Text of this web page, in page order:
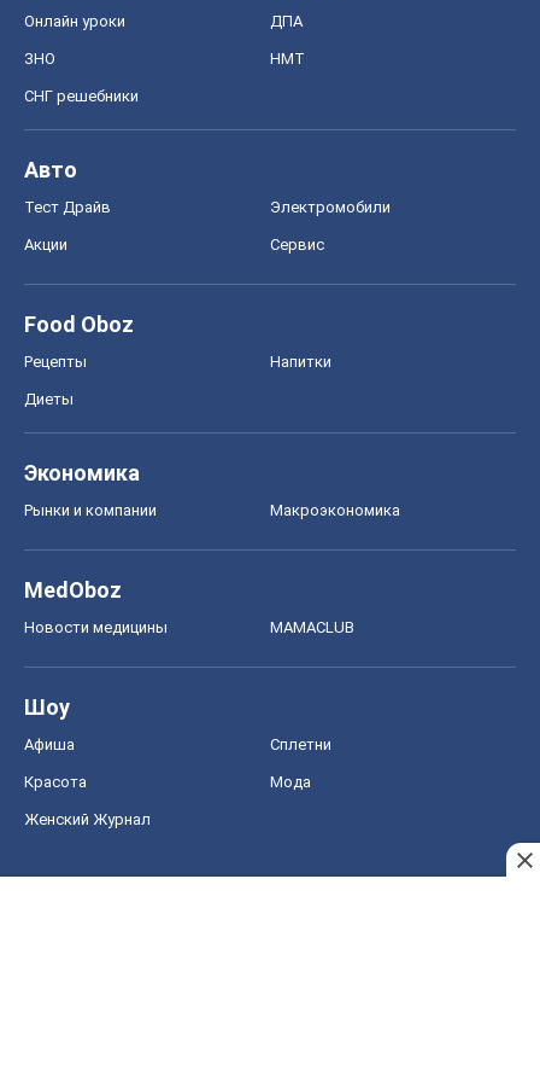
Онлайн уроки ДПА
ЗНО НМТ
СНГ решебники
Авто
Тест Драйв Электромобили
Акции Сервис
Food Oboz
Рецепты Напитки
Диеты
Экономика
Рынки и компании Mакроэкономика
MedOboz
Новости медицины MAMACLUB
Шоу
Афиша Сплетни
Красота Мода
Женский Журнал